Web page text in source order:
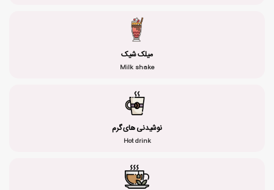
میلک شیک
Milk shake
نوشیدنی های گرم
Hot drink